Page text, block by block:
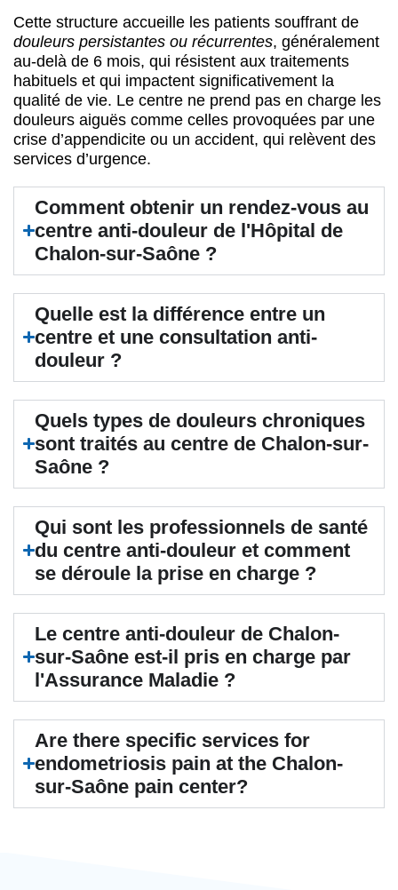
Cette structure accueille les patients souffrant de
douleurs persistantes ou récurrentes, généralement
au-delà de 6 mois, qui résistent aux traitements
habituels et qui impactent significativement la
qualité de vie. Le centre ne prend pas en charge les
douleurs aiguës comme celles provoquées par une
crise d’appendicite ou un accident, qui relèvent des
services d’urgence.
Comment obtenir un rendez-vous au
centre anti-douleur de l'Hôpital de
Chalon-sur-Saône ?
Quelle est la différence entre un
centre et une consultation anti-
douleur ?
Quels types de douleurs chroniques
sont traités au centre de Chalon-sur-
Saône ?
Qui sont les professionnels de santé
du centre anti-douleur et comment
se déroule la prise en charge ?
Le centre anti-douleur de Chalon-
sur-Saône est-il pris en charge par
l'Assurance Maladie ?
Are there specific services for
endometriosis pain at the Chalon-
sur-Saône pain center?